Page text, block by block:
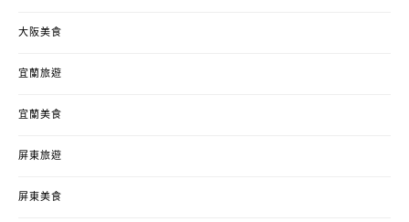
大阪美食
宜蘭旅遊
宜蘭美食
屏東旅遊
屏東美食